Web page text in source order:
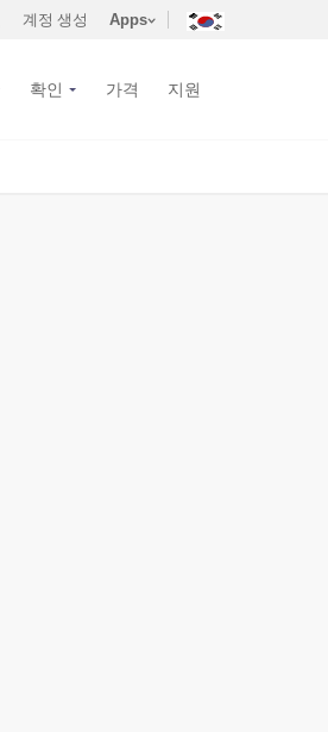
계정 생성 Apps
확인 가격 지원